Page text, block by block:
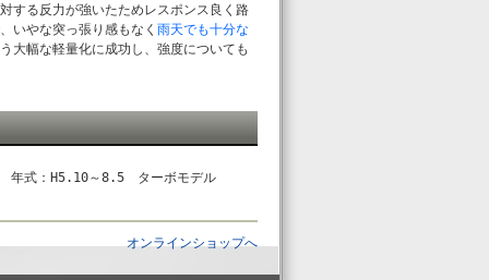
する反力が強いたためレスポンス良く路
いやな突っ張り感もなく 雨天でも十分な
大幅な軽量化に成功し、強度についても
年式：H5.10～8.5 ターボモデル
オンラインショップへ